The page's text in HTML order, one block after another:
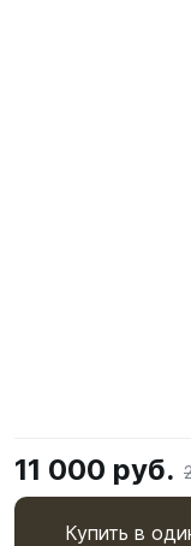
11 000 руб.
Купить в